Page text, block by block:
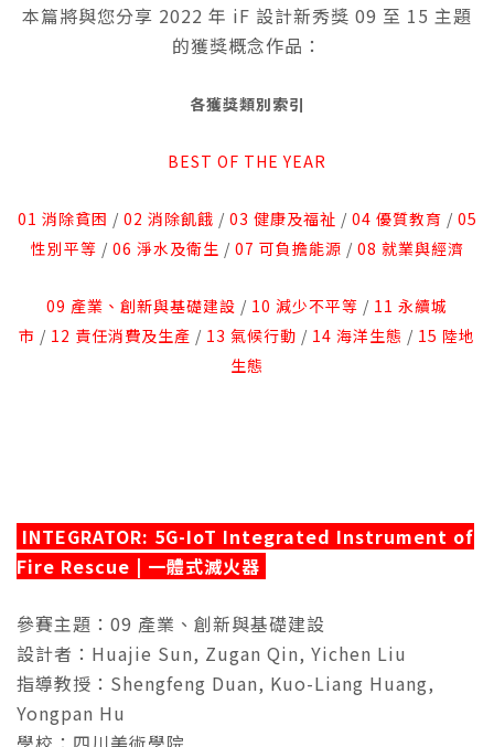
本篇將與您分享 2022 年 iF 設計新秀獎 09 至 15 主題
的獲獎概念作品：
各獲獎類別索引
BEST OF THE YEAR
01 消除貧困 / 02 消除飢餓 / 03 健康及福祉 / 04 優質教育 / 05
性別平等 / 06 淨水及衛生 / 07 可負擔能源 / 08 就業與經濟
09 產業、創新與基礎建設 / 10 減少不平等 / 11 永續城
市 / 12 責任消費及生產 / 13 氣候行動 / 14 海洋生態 / 15 陸地
生態
INTEGRATOR: 5G-IoT Integrated Instrument of
Fire Rescue | 一體式滅火器
參賽主題：09 產業、創新與基礎建設
設計者：Huajie Sun, Zugan Qin, Yichen Liu
指導教授：Shengfeng Duan, Kuo-Liang Huang,
Yongpan Hu